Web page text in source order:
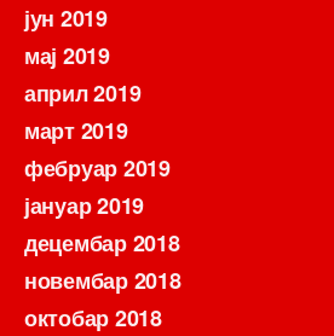
јун 2019
мај 2019
април 2019
март 2019
фебруар 2019
јануар 2019
децембар 2018
новембар 2018
октобар 2018